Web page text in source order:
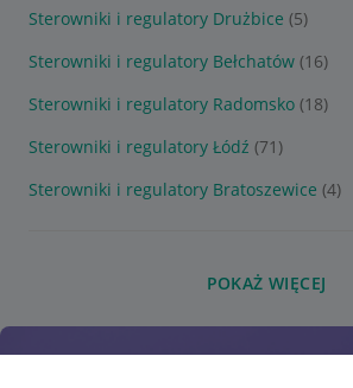
Sterowniki i regulatory Drużbice (5)
Sterowniki i regulatory Bełchatów (16)
Sterowniki i regulatory Radomsko (18)
Sterowniki i regulatory Łódź (71)
Sterowniki i regulatory Bratoszewice (4)
POKAŻ WIĘCEJ